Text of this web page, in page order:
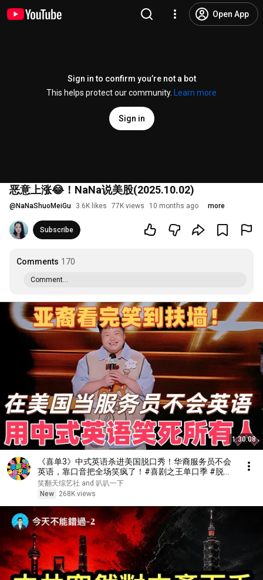
Open App
Sign in to confirm you’re not a bot
This helps protect our community.
Learn more
Sign in
恶意上涨😂！NaNa说美股(2025.10.02)
@ NaNaShuoMeiGu 3.6K likes 77K views 10 months ago more
Subscribe
Comments 170
Comment...
1:30:08
《喜单3》中式英语杀进美国脱口秀！华裔服务员不会
英语，靠口音把全场笑疯了！#喜剧之王单口季 #脱口
秀 #搞笑 #喜剧 #funny #综艺
笑翻天综艺社 and 叭叭一下
New
268K views